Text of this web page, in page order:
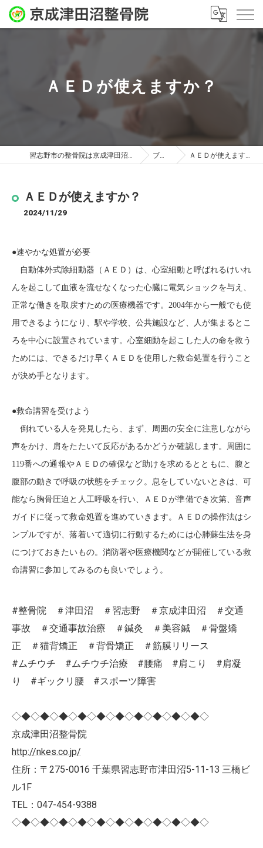
ＡＥＤが使えますか？
習志野市の整骨院は京成津田沼整骨院 ブログ ＡＥＤが使えますか？
ＡＥＤが使えますか？
2024/11/29
●速やかな処置が必要
自動体外式除細動器（ＡＥＤ）は、心室細動と呼ばれるけいれ
んを起こして血液を流せなくなった心臓に電気ショックを与え、
正常な働きを取戻すための医療機器です。2004年から一般でも使
用できるようになり、駅や学校、公共施設など、人が集まるとこ
ろを中心に設置されています。心室細動を起こした人の命を救う
ためには、できるだけ早くＡＥＤを使用した救命処置を行うこと
が決め手となります。
●救命講習を受けよう
倒れている人を発見したら、まず、周囲の安全に注意しながら
声をかけ、肩をたたいて反応があるかどうか確認します。周囲に
119番への通報やＡＥＤの確保など助けを求めるとともに、腹と
腹部の動きで呼吸の状態をチェック。息をしていないときは、可
能なら胸骨圧迫と人工呼吸を行い、ＡＥＤが準備でき次第、音声
ガイドに従って救命処置を進めていきます。ＡＥＤの操作法はシ
ンプルですが、落着いて適切に行動するためには心肺蘇生法を身
につけておきたいもの。消防署や医療機関などが開催している救
命講習に参加してみるのも良いでしょう。
#整骨院 ＃津田沼 ＃習志野 ＃京成津田沼 ＃交通
事故 ＃交通事故治療 ＃鍼灸 ＃美容鍼 ＃骨盤矯
正 ＃猫背矯正 ＃背骨矯正 ＃筋膜リリース
#ムチウチ #ムチウチ治療 #腰痛 #肩こり #肩凝
り #ギックリ腰 #スポーツ障害
◇◆◇◆◇◆◇◆◇◆◇◆◇◆◇◆◇◆◇◆◇
京成津田沼整骨院
http://nkes.co.jp/
住所：〒275-0016 千葉県習志野市津田沼5-11-13 三橋ビ
ル1F
TEL：047-454-9388
◇◆◇◆◇◆◇◆◇◆◇◆◇◆◇◆◇◆◇◆◇